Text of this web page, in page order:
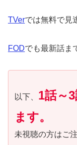
TVerでは無料で見
FODでも最新話ま
以下、 1話～
ます。
未視聴の方はご